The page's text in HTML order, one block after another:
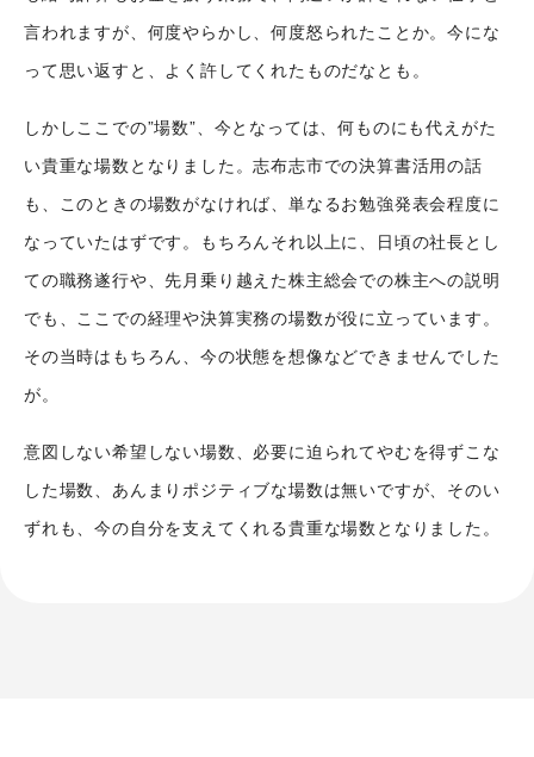
言われますが、何度やらかし、何度怒られたことか。今にな
って思い返すと、よく許してくれたものだなとも。
しかしここでの”場数”、今となっては、何ものにも代えがた
い貴重な場数となりました。志布志市での決算書活用の話
も、このときの場数がなければ、単なるお勉強発表会程度に
なっていたはずです。もちろんそれ以上に、日頃の社長とし
ての職務遂行や、先月乗り越えた株主総会での株主への説明
でも、ここでの経理や決算実務の場数が役に立っています。
その当時はもちろん、今の状態を想像などできませんでした
が。
意図しない希望しない場数、必要に迫られてやむを得ずこな
した場数、あんまりポジティブな場数は無いですが、そのい
ずれも、今の自分を支えてくれる貴重な場数となりました。
座談会
人
職種紹介
スタッフ紹介
スタッフブログ
採用情報
採用エントリー
会社情報
会社概要
アクセス
お知らせ
お問い合わせ
公式Facebook
プライバシーポリシー